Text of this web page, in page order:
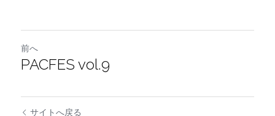
前へ
PACFES vol.9
サイトへ戻る